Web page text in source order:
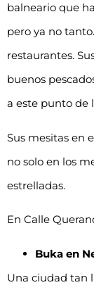
balneario que
pero ya no
restaurantes.
buenos
a este punto de
Sus mesitas en
no solo en los
estrelladas.
En Calle
Buka en
Una ciudad tan